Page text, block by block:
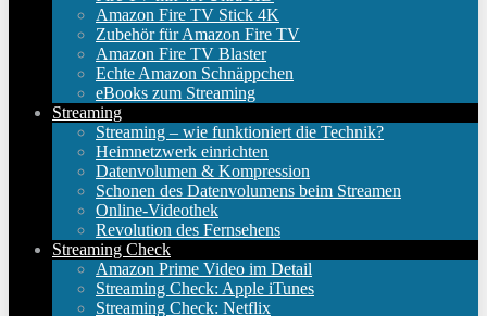
Amazon Fire TV Stick 4K
Zubehör für Amazon Fire TV
Amazon Fire TV Blaster
Echte Amazon Schnäppchen
eBooks zum Streaming
Streaming
Streaming – wie funktioniert die Technik?
Heimnetzwerk einrichten
Datenvolumen & Kompression
Schonen des Datenvolumens beim Streamen
Online-Videothek
Revolution des Fernsehens
Streaming Check
Amazon Prime Video im Detail
Streaming Check: Apple iTunes
Streaming Check: Netflix